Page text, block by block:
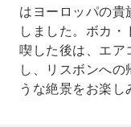
はヨーロッパの貴
しました。ボカ
喫した後は、エア
し、リスボンへの
うな絶景をお楽し